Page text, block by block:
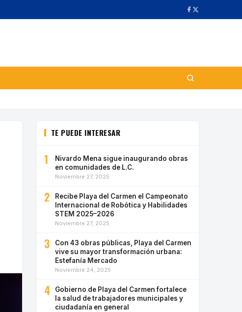
TE PUEDE INTERESAR
1
Nivardo Mena sigue inaugurando obras
en comunidades de L.C.
Noviembre 27, 2025
2
Recibe Playa del Carmen el Campeonato
Internacional de Robótica y Habilidades
STEM 2025–2026
Noviembre 27, 2025
3
Con 43 obras públicas, Playa del Carmen
vive su mayor transformación urbana:
Estefanía Mercado
Noviembre 24, 2025
4
Gobierno de Playa del Carmen fortalece
la salud de trabajadores municipales y
ciudadanía en general